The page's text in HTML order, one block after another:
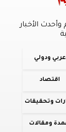
وأحدث الأخبار
عربي ودولي
اقتصاد
وتحقيقات
ومقالات